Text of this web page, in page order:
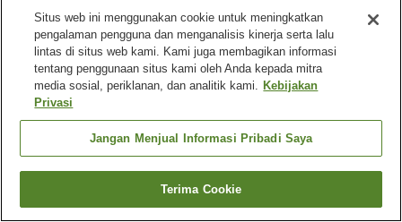
Sangat baik Ulasan:278
Fasilitas properti
Pengiriman ke rumah
Cuci kering
Layanan bangun tidur
Beranda Jepang Osaka
Kota Moriguchi
Hotel Chambre Asami
Cari kamar
Situs web ini menggunakan cookie untuk meningkatkan
pengalaman pengguna dan menganalisis kinerja serta lalu
lintas di situs web kami. Kami juga membagikan informasi
tentang penggunaan situs kami oleh Anda kepada mitra
media sosial, periklanan, dan analitik kami. Kebijakan
Privasi
Jangan Menjual Informasi Pribadi Saya
Terima Cookie